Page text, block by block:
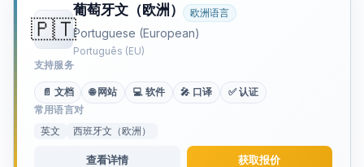
🇵🇹
葡萄牙文（欧洲） 欧洲语言
Portuguese (European)
Português (EU)
支持服务
📄 文档 🌐 网站 💻 软件 🎤 口译 ✅ 认证
常用语言对
英文
西班牙文（欧洲）
查看详情 获取报价